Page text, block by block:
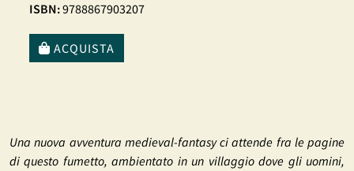
ISBN:9788867903207
ACQUISTA
Una nuova avventura medieval-fantasy ci attende fra le pagine
di questo fumetto, ambientato in un villaggio dove gli uomini,